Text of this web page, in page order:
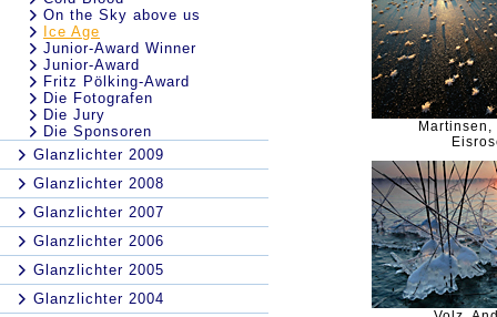
On the Sky above us
Ice Age
Junior-Award Winner
Junior-Award
Fritz Pölking-Award
Die Fotografen
Die Jury
Die Sponsoren
Glanzlichter 2009
Glanzlichter 2008
Glanzlichter 2007
Glanzlichter 2006
Glanzlichter 2005
Glanzlichter 2004
Martinsen,